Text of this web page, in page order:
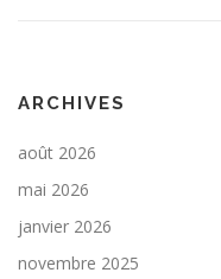
ARCHIVES
août 2026
mai 2026
janvier 2026
novembre 2025